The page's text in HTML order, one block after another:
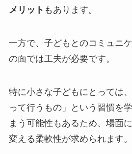
メリット もあります。
一方で、子どもとのコミュニ
の面では工夫が必要です。
特に小さな子どもにとっては
って行うもの」という習慣を
まう可能性もあるため、場面
変える柔軟性が求められます。